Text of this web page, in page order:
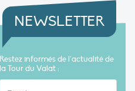
NEWSLETTER
Restez informés de l’actualité de
la Tour du Valat :